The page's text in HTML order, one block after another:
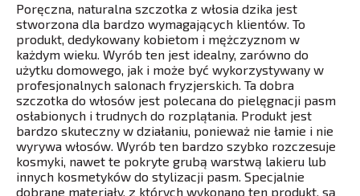
Poręczna, naturalna szczotka z włosia dzika jest
stworzona dla bardzo wymagających klientów. To
produkt, dedykowany kobietom i mężczyznom w
każdym wieku. Wyrób ten jest idealny, zarówno do
użytku domowego, jak i może być wykorzystywany w
profesjonalnych salonach fryzjerskich. Ta dobra
szczotka do włosów jest polecana do pielęgnacji pasm
osłabionych i trudnych do rozplątania. Produkt jest
bardzo skuteczny w działaniu, ponieważ nie łamie i nie
wyrywa włosów. Wyrób ten bardzo szybko rozczesuje
kosmyki, nawet te pokryte grubą warstwą lakieru lub
innych kosmetyków do stylizacji pasm. Specjalnie
dobrane materiały, z których wykonano ten produkt, są